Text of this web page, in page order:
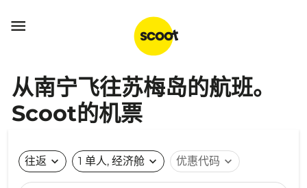

从南宁飞往苏梅岛的航班。
Scoot的机票
往返 expand_more 1 单人, 经济舱 expand_more 优惠代码 expand_more